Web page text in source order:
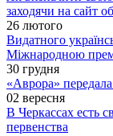
заходячи на сайт
26 лютого
Видатного
Міжнародною
30 грудня
«Аврора»
02 вересня
В Черкассах есть
первенства